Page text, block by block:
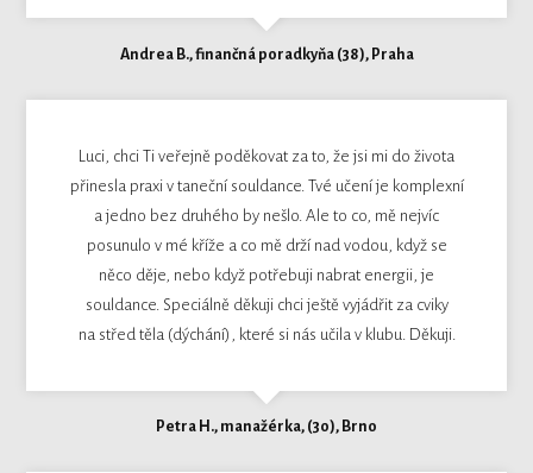
Andrea B., finančná poradkyňa (38), Praha
Luci, chci Ti veřejně poděkovat za to, že jsi mi do života
přinesla praxi v taneční souldance. Tvé učení je komplexní
a jedno bez druhého by nešlo. Ale to co, mě nejvíc
posunulo v mé kříže a co mě drží nad vodou, když se
něco děje, nebo když potřebuji nabrat energii, je
souldance. Speciálně děkuji chci ještě vyjádřit za cviky
na střed těla (dýchání), které si nás učila v klubu. Děkuji.
Petra H., manažérka, (30), Brno